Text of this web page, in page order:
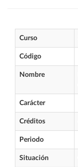
Curso
Código
Nombre
Carácter
Créditos
Periodo
Situación